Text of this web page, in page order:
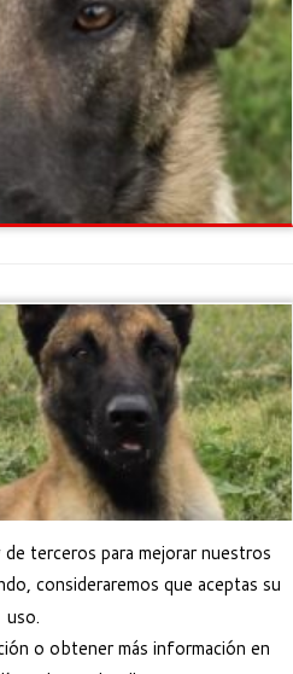
terceros para mejorar nuestros
consideraremos que aceptas su
uso.
o obtener más información en